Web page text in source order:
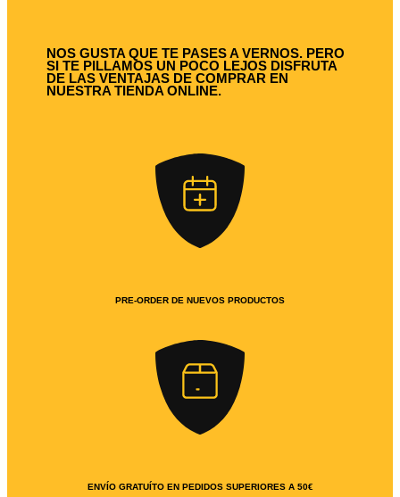
NOS GUSTA QUE TE PASES A VERNOS. PERO
SI TE PILLAMOS UN POCO LEJOS DISFRUTA
DE LAS VENTAJAS DE COMPRAR EN
NUESTRA TIENDA ONLINE.
PRE-ORDER DE NUEVOS PRODUCTOS
ENVÍO GRATUÍTO EN PEDIDOS SUPERIORES A 50€